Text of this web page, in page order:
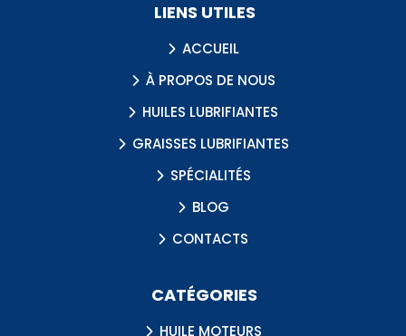
LIENS UTILES
ACCUEIL
À PROPOS DE NOUS
HUILES LUBRIFIANTES
GRAISSES LUBRIFIANTES
SPÉCIALITÉS
BLOG
CONTACTS
CATÉGORIES
HUILE MOTEURS